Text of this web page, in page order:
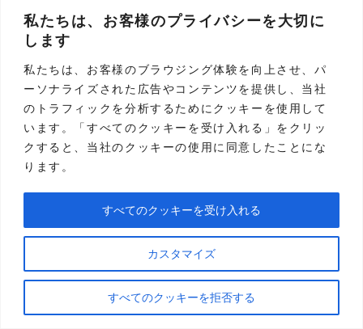
私たちは、お客様のプライバシーを大切に
します
私たちは、お客様のブラウジング体験を向上させ、パ
ーソナライズされた広告やコンテンツを提供し、当社
のトラフィックを分析するためにクッキーを使用して
います。「すべてのクッキーを受け入れる」をクリッ
クすると、当社のクッキーの使用に同意したことにな
ります。
カスタマイズ
すべてのクッキーを拒否する
すべてのクッキーを受け入れる
すが、こちらの会社は現金化
話での対応も親切かつ丁寧で
す。逆にこっちが恐縮してし
まうほどでした。
想像なのですが、社員の方々
ット会社や金融機関にいた経
験者ではないかと思います。
素人が現金化怪しまれるか
も？と考えていたやり方の中
には意外にそうでもなかった
り、カード会社がどこまで把